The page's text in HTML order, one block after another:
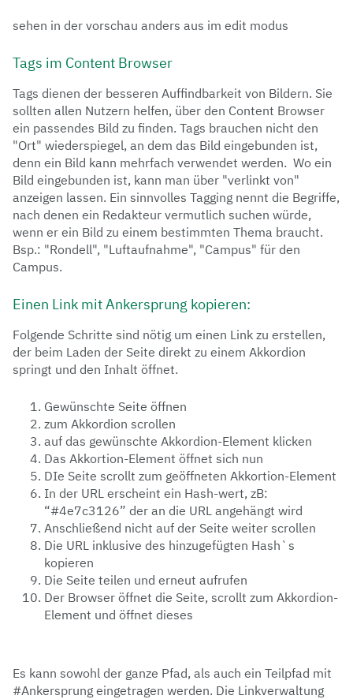
sehen in der vorschau anders aus im edit modus
Tags im Content Browser
Tags dienen der besseren Auffindbarkeit von Bildern. Sie
sollten allen Nutzern helfen, über den Content Browser
ein passendes Bild zu finden. Tags brauchen nicht den
"Ort" wiederspiegel, an dem das Bild eingebunden ist,
denn ein Bild kann mehrfach verwendet werden. Wo ein
Bild eingebunden ist, kann man über "verlinkt von"
anzeigen lassen. Ein sinnvolles Tagging nennt die Begriffe,
nach denen ein Redakteur vermutlich suchen würde,
wenn er ein Bild zu einem bestimmten Thema braucht.
Bsp.: "Rondell", "Luftaufnahme", "Campus" für den
Campus.
Einen Link mit Ankersprung kopieren:
Folgende Schritte sind nötig um einen Link zu erstellen,
der beim Laden der Seite direkt zu einem Akkordion
springt und den Inhalt öffnet.
Gewünschte Seite öffnen
zum Akkordion scrollen
auf das gewünschte Akkordion-Element klicken
Das Akkortion-Element öffnet sich nun
DIe Seite scrollt zum geöffneten Akkortion-Element
In der URL erscheint ein Hash-wert, zB:
“#4e7c3126” der an die URL angehängt wird
Anschließend nicht auf der Seite weiter scrollen
Die URL inklusive des hinzugefügten Hash`s
kopieren
Die Seite teilen und erneut aufrufen
Der Browser öffnet die Seite, scrollt zum Akkordion-
Element und öffnet dieses
Es kann sowohl der ganze Pfad, als auch ein Teilpfad mit
#Ankersprung eingetragen werden. Die Linkverwaltung